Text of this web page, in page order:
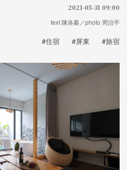
2021-05-31 09:00
text 陳洛蓁／photo 周治平
#住宿 #屏東 #旅宿